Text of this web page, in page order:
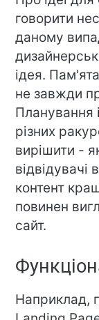
говорити
даному
ідея.
не завжди
Планування
різних
вирішити -
відвідувачі
контент
повинен
сайт.
Наприклад,